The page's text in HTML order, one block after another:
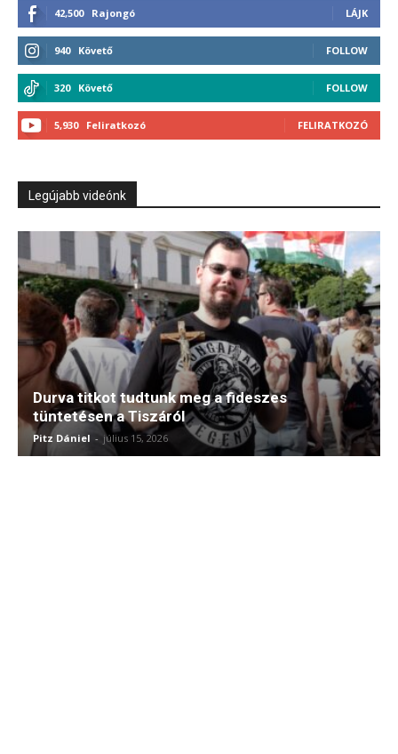
42,500 Rajongó LÁJK
940 Követő FOLLOW
320 Követő FOLLOW
5,930 Feliratkozó FELIRATKOZÓ
Legújabb videónk
Durva titkot tudtunk meg a fideszes
tüntetésen a Tiszáról
Pitz Dániel - július 15, 2026